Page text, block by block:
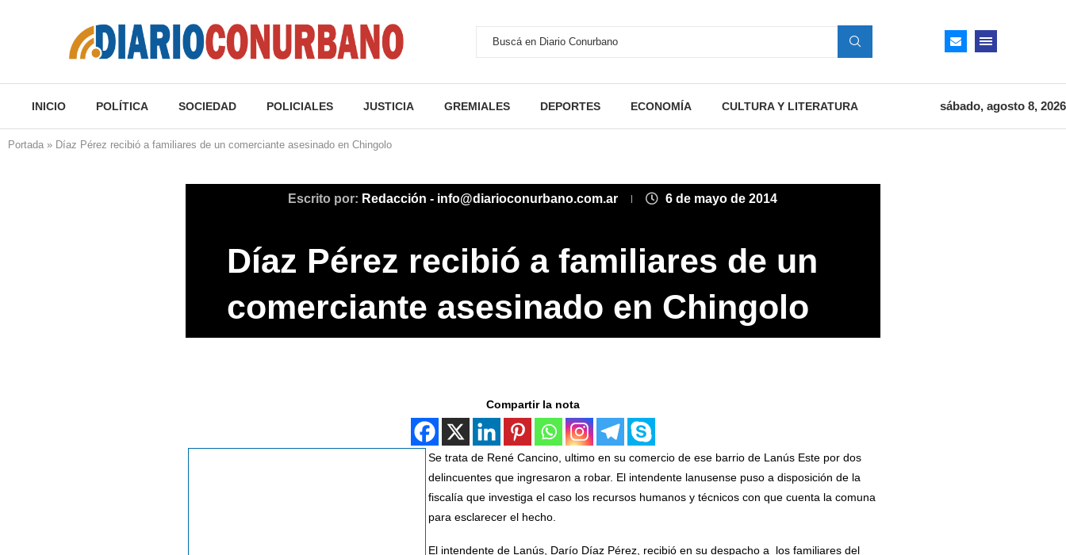
INICIO POLÍTICA SOCIEDAD POLICIALES JUSTICIA GREMIALES DEPORTES ECONOMÍA CULTURA Y LITERATURA sábado, agosto 8, 2026
Portada » Díaz Pérez recibió a familiares de un comerciante asesinado en Chingolo
Escrito por: Redacción - info@diarioconurbano.com.ar 6 de mayo de 2014
Díaz Pérez recibió a familiares de un
comerciante asesinado en Chingolo
Compartir la nota
Se trata de René Cancino, ultimo en su comercio de ese barrio de Lanús Este por dos
delincuentes que ingresaron a robar. El intendente lanusense puso a disposición de la
fiscalía que investiga el caso los recursos humanos y técnicos con que cuenta la comuna
para esclarecer el hecho.
El intendente de Lanús, Darío Díaz Pérez, recibió en su despacho a los familiares del